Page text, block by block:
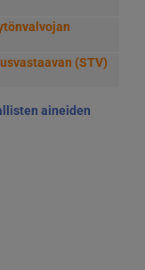
(STV)
aineiden